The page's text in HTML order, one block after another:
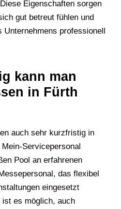
Eigenschaften sorgen
gut betreut fühlen und
professionell
kann man
in Fürth
auch sehr kurzfristig in
Servicepersonal
Pool an erfahrenen
das flexibel
eingesetzt
ist es möglich, auch